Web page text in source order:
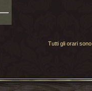
Tutti gli orari